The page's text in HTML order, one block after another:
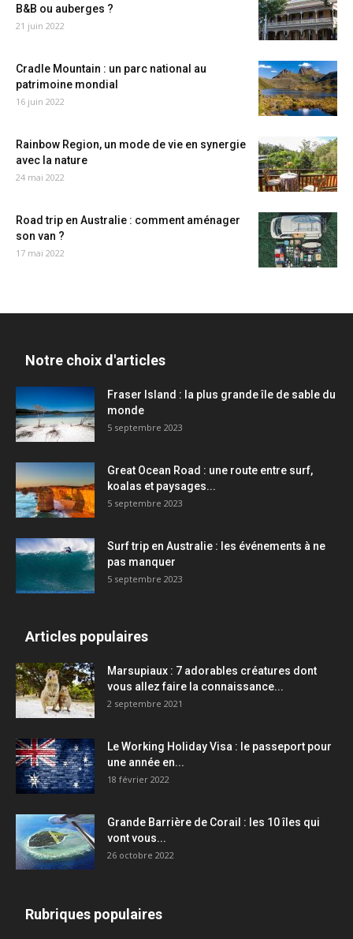
B&B ou auberges ?
21 juin 2022
Cradle Mountain : un parc national au
patrimoine mondial
16 juin 2022
Rainbow Region, un mode de vie en synergie
avec la nature
24 mai 2022
Road trip en Australie : comment aménager
son van ?
17 mai 2022
Notre choix d'articles
Fraser Island : la plus grande île de sable du
monde
5 septembre 2023
Great Ocean Road : une route entre surf,
koalas et paysages...
5 septembre 2023
Surf trip en Australie : les événements à ne
pas manquer
5 septembre 2023
Articles populaires
Marsupiaux : 7 adorables créatures dont
vous allez faire la connaissance...
2 septembre 2021
Le Working Holiday Visa : le passeport pour
une année en...
18 février 2022
Grande Barrière de Corail : les 10 îles qui
vont vous...
26 octobre 2022
Rubriques populaires